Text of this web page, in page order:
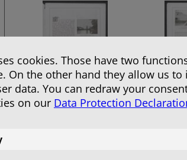
3
cookies. Those have two
On the other hand they allow us
data. You can redraw your
on our Data Protection